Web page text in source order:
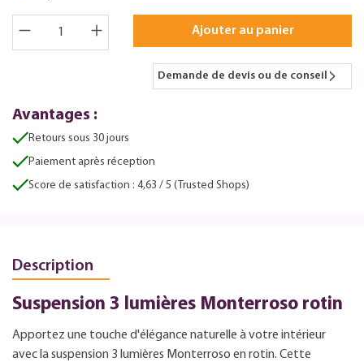
Ajouter au panier
Demande de devis ou de conseil
Avantages :
Retours sous 30 jours
Paiement après réception
Score de satisfaction : 4,63 / 5 (Trusted Shops)
Description
Suspension 3 lumières Monterroso rotin
Apportez une touche d'élégance naturelle à votre intérieur
avec la suspension 3 lumières Monterroso en rotin. Cette